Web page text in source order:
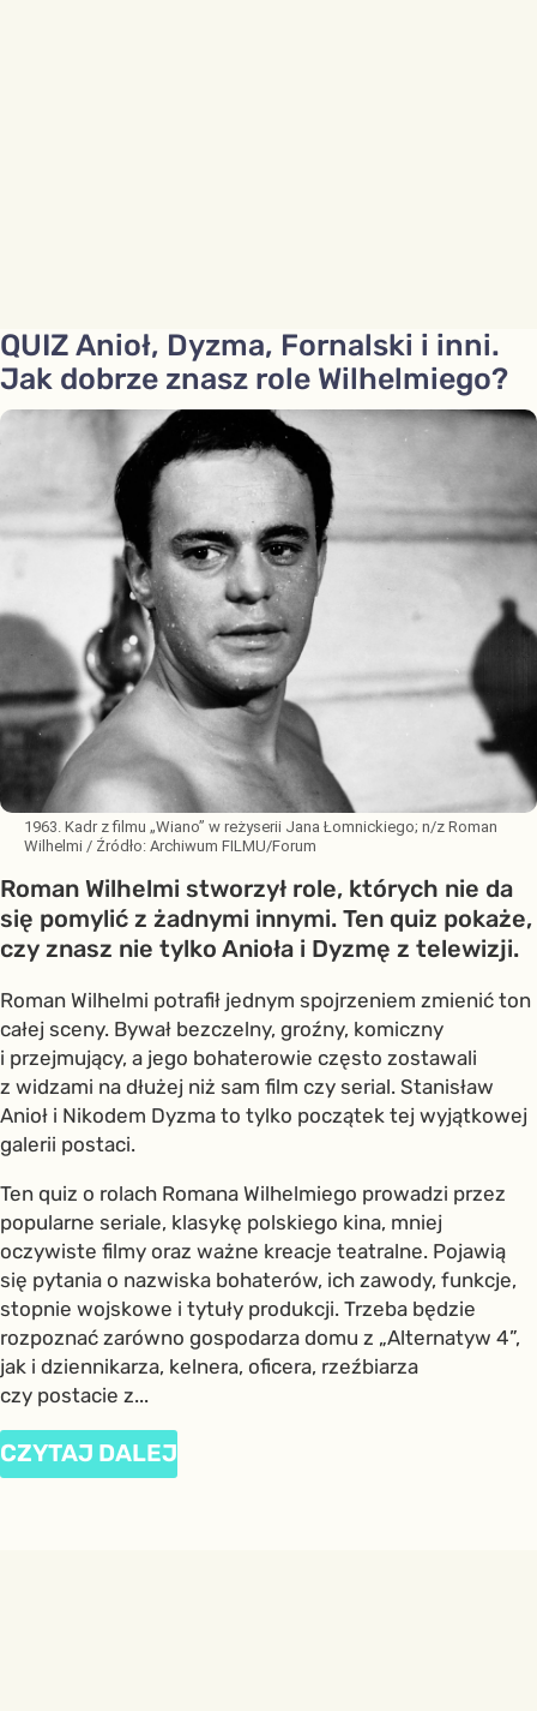
QUIZ Anioł, Dyzma, Fornalski i inni.
Jak dobrze znasz role Wilhelmiego?
1963. Kadr z filmu „Wiano” w reżyserii Jana Łomnickiego; n/z Roman
Wilhelmi / Źródło: Archiwum FILMU/Forum
Roman Wilhelmi stworzył role, których nie da
się pomylić z żadnymi innymi. Ten quiz pokaże,
czy znasz nie tylko Anioła i Dyzmę z telewizji.
Roman Wilhelmi potrafił jednym spojrzeniem zmienić ton
całej sceny. Bywał bezczelny, groźny, komiczny
i przejmujący, a jego bohaterowie często zostawali
z widzami na dłużej niż sam film czy serial. Stanisław
Anioł i Nikodem Dyzma to tylko początek tej wyjątkowej
galerii postaci.
Ten quiz o rolach Romana Wilhelmiego prowadzi przez
popularne seriale, klasykę polskiego kina, mniej
oczywiste filmy oraz ważne kreacje teatralne. Pojawią
się pytania o nazwiska bohaterów, ich zawody, funkcje,
stopnie wojskowe i tytuły produkcji. Trzeba będzie
rozpoznać zarówno gospodarza domu z „Alternatyw 4”,
jak i dziennikarza, kelnera, oficera, rzeźbiarza
czy postacie z...
CZYTAJ DALEJ